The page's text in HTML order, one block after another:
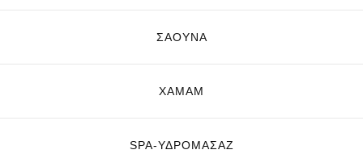
ΣΑΟΥΝΑ
ΧΑΜΑΜ
SPA-ΥΔΡΟΜΑΣΆΖ